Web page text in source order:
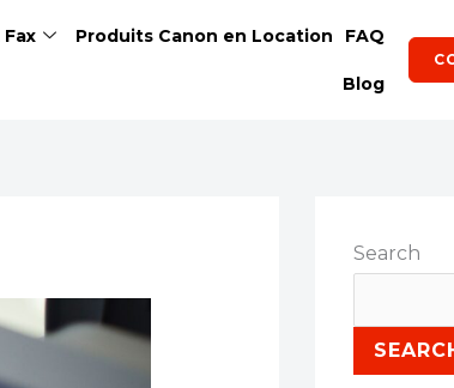
Produits Canon en Location FAQ
Blog
Search